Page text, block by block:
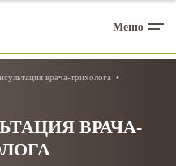
Меню
врача-трихолога
ВРАЧА-